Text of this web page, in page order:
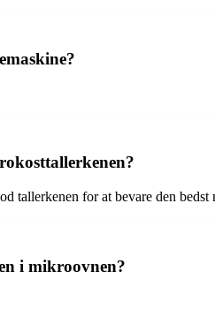
tallerkenen for at bevare den bedst
i mikroovnen?